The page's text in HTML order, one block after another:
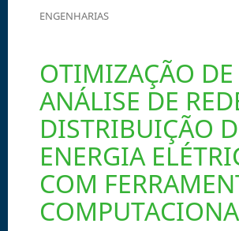
ENGENHARIAS
OTIMIZAÇÃO DE
ANÁLISE DE
DISTRIBUIÇÃO
ENERGIA
COM